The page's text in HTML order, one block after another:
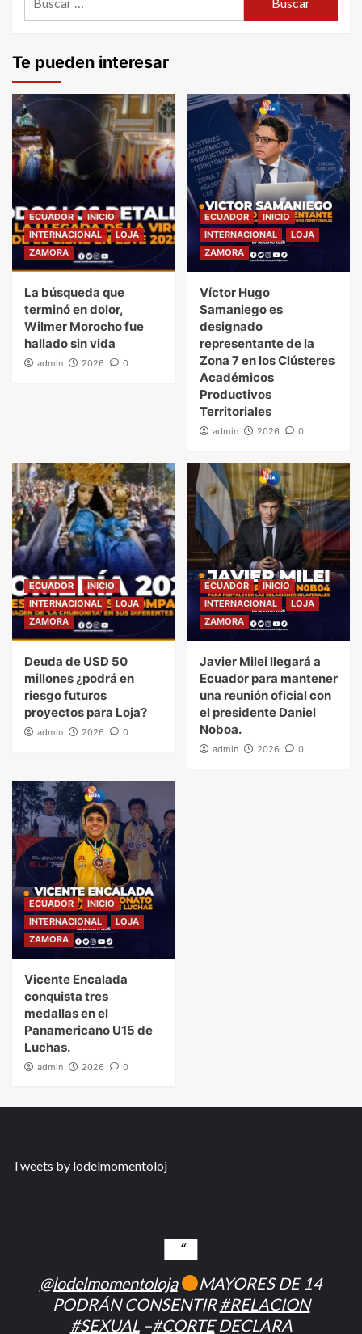
Te pueden interesar
ECUADOR
INICIO
INTERNACIONAL
LOJA
ZAMORA
La búsqueda que
terminó en dolor,
Wilmer Morocho fue
hallado sin vida
admin 2026 0
ECUADOR
INICIO
INTERNACIONAL
LOJA
ZAMORA
Víctor Hugo
Samaniego es
designado
representante de la
Zona 7 en los Clústeres
Académicos
Productivos
Territoriales
admin 2026 0
ECUADOR
INICIO
INTERNACIONAL
LOJA
ZAMORA
Deuda de USD 50
millones ¿podrá en
riesgo futuros
proyectos para Loja?
admin 2026 0
ECUADOR
INICIO
INTERNACIONAL
LOJA
ZAMORA
Javier Milei llegará a
Ecuador para mantener
una reunión oficial con
el presidente Daniel
Noboa.
admin 2026 0
ECUADOR
INICIO
INTERNACIONAL
LOJA
ZAMORA
Vicente Encalada
conquista tres
medallas en el
Panamericano U15 de
Luchas.
admin 2026 0
Tweets by lodelmomentoloj
@lodelmomentoloja
MAYORES DE 14
PODRÁN CONSENTIR#RELACION
#SEXUAL–#CORTEDECLARA